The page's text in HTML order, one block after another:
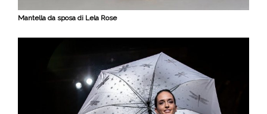
Mantella da sposa di Lela Rose